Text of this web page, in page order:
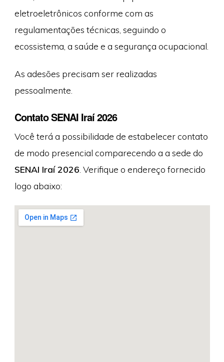
eletroeletrônicos conforme com as
regulamentações técnicas, seguindo o
ecossistema, a saúde e a segurança ocupacional.
As adesões precisam ser realizadas
pessoalmente.
Contato SENAI Iraí 2026
Você terá a possibilidade de estabelecer contato
de modo presencial comparecendo a a sede do
SENAI Iraí 2026 . Verifique o endereço fornecido
logo abaixo: